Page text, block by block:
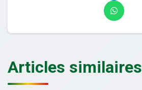
Articles similaires